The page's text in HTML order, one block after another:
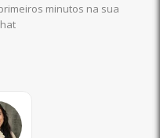
minutos na sua